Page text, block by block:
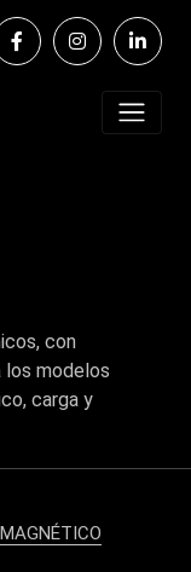
con
los modelos
carga y